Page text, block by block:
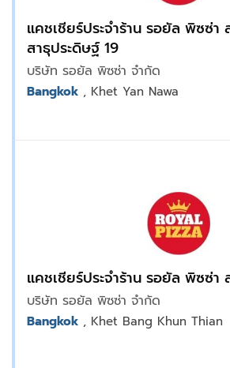
แคชเชียร์ประจำร้าน รอยัล พิซซ่า
สาธุประดิษฐ์ 19
บริษัท รอยัล พิซซ่า จำกัด
Bangkok , Khet Yan Nawa
แคชเชียร์ประจำร้าน รอยัล พิซซ่า
บริษัท รอยัล พิซซ่า จำกัด
Bangkok , Khet Bang Khun Thian